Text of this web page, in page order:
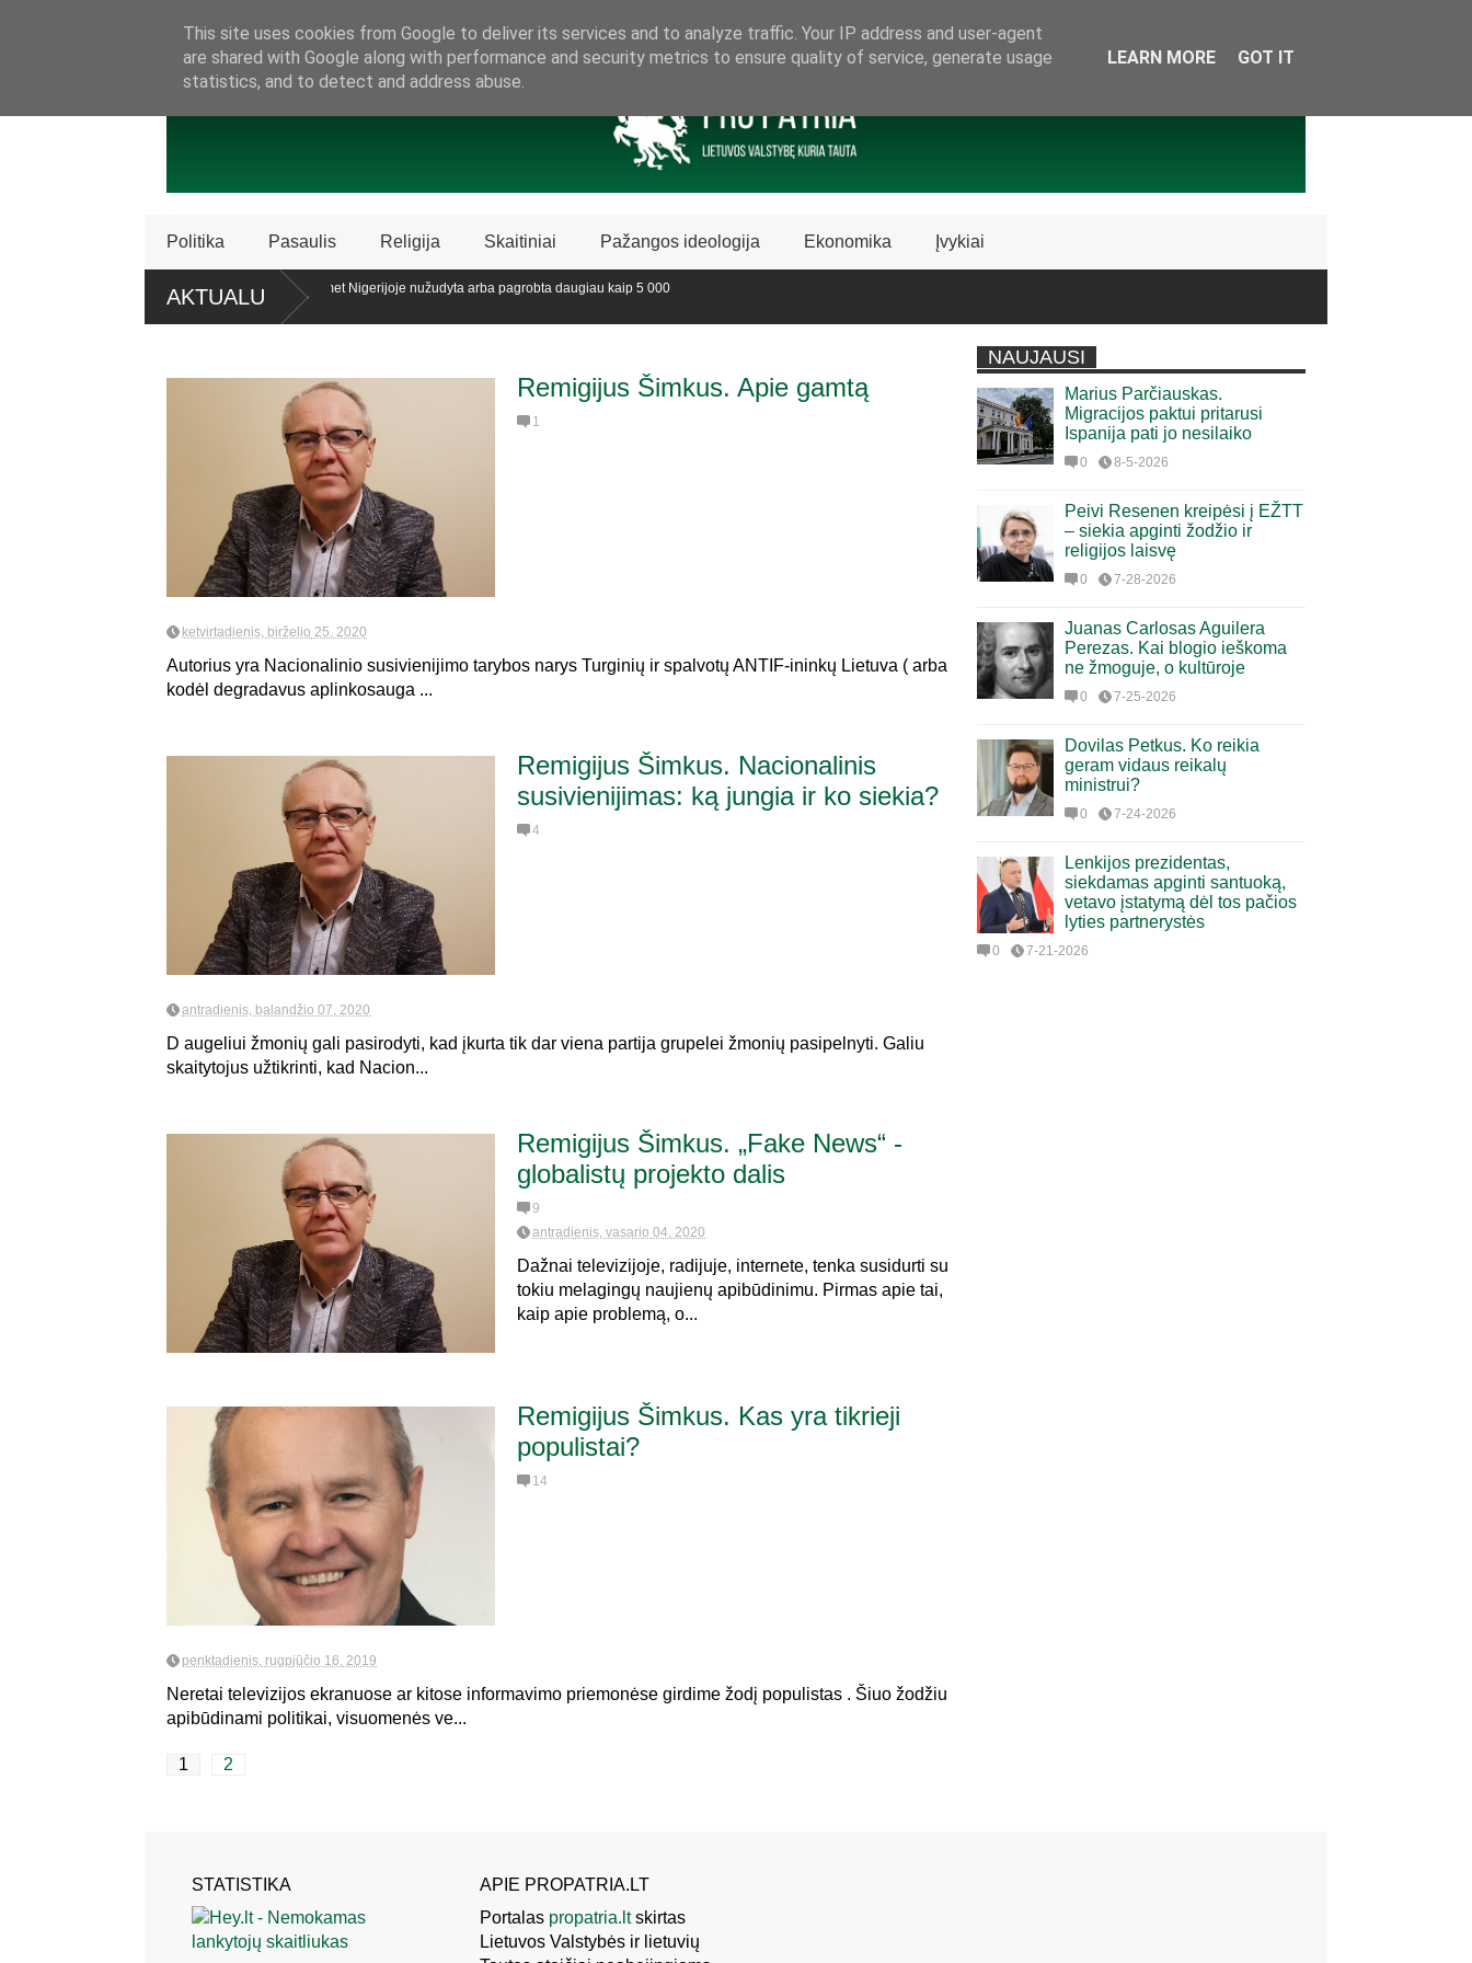
Politika Pasaulis Religija Skaitiniai Pažangos ideologija Ekonomika Įvykiai
AKTUALUAtaskaita: šiemet Nigerijoje nužudyta arba pagrobta daugiau kaip 5 000
krikščionių
apklaustųjų pritaria pat. referendumui dėl šeimos apibrėžimo LR Remigijus Šimkus. Apie gamtą
1
ketvirtadienis, birželio 25, 2020
Autorius yra Nacionalinio susivienijimo tarybos narys Turginių ir spalvotų ANTIF-ininkų Lietuva ( arba
kodėl degradavus aplinkosauga ...
Remigijus Šimkus. Nacionalinis
susivienijimas: ką jungia ir ko siekia?
4
antradienis, balandžio 07, 2020
D augeliui žmonių gali pasirodyti, kad įkurta tik dar viena partija grupelei žmonių pasipelnyti. Galiu
skaitytojus užtikrinti, kad Nacion...
Remigijus Šimkus. „Fake News“ -
globalistų projekto dalis
9
antradienis, vasario 04, 2020
Dažnai televizijoje, radijuje, internete, tenka susidurti su
tokiu melagingų naujienų apibūdinimu. Pirmas apie tai,
kaip apie problemą, o...
Remigijus Šimkus. Kas yra tikrieji
populistai?
14
penktadienis, rugpjūčio 16, 2019
Neretai televizijos ekranuose ar kitose informavimo priemonėse girdime žodį populistas . Šiuo žodžiu
apibūdinami politikai, visuomenės ve...
1 2
NAUJAUSI
Marius Parčiauskas.
Migracijos paktui pritarusi
Ispanija pati jo nesilaiko
0 8-5-2026
Peivi Resenen kreipėsi į EŽTT
– siekia apginti žodžio ir
religijos laisvę
0 7-28-2026
Juanas Carlosas Aguilera
Perezas. Kai blogio ieškoma
ne žmoguje, o kultūroje
0 7-25-2026
Dovilas Petkus. Ko reikia
geram vidaus reikalų
ministrui?
0 7-24-2026
Lenkijos prezidentas,
siekdamas apginti santuoką,
vetavo įstatymą dėl tos pačios
lyties partnerystės
0 7-21-2026
STATISTIKA
APIE PROPATRIA.LT
Portalas propatria.ltskirtas
Lietuvos Valstybės ir lietuvių
This site uses cookies from Google to deliver its services and to analyze traffic. Your IP address and user-agent
are shared with Google along with performance and security metrics to ensure quality of service, generate usage
statistics, and to detect and address abuse.
LEARN MORE GOT IT